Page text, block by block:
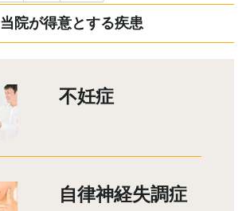
当院が得意とする疾患
不妊症
自律神経失調症